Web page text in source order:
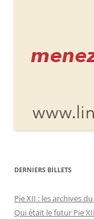
DERNIERS BILLETS
Pie XII : les archives
Qui était le futur Pie